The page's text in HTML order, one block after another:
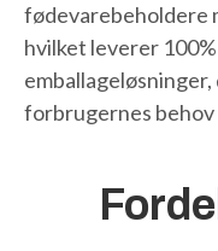
fødevarebeholdere
hvilket leverer
forbrugernes behov